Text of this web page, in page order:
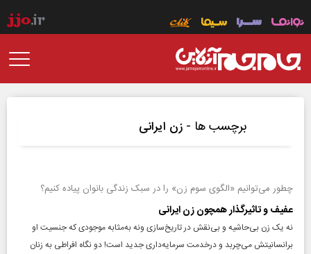
برچسب ها - زن ایرانی
چطور می‌توانیم «الگوی سوم زن» را در سبک زندگی بانوان پیاده کنیم؟
عفیف و تاثیرگذار همچون زن ایرانی
نه یک زن بی‌حاشیه و بی‌نقش در تاریخ‌سازی ونه به‌مثابه موجودی که جنسیت او
برانسانیتش می‌چربد و درخدمت سرمایه‌داری جدید است! دو نگاه افراطی به زنان